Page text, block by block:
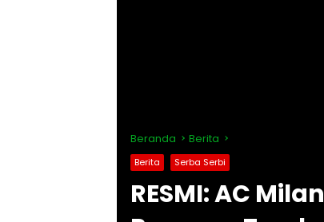
Beranda Berita
Berita Serba Serbi
RESMI: AC